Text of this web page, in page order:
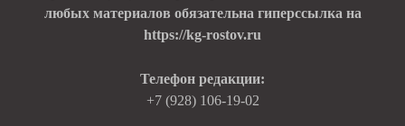
любых материалов обязательна гиперссылка на
https://kg-rostov.ru
Телефон редакции:
+7 (928) 106-19-02